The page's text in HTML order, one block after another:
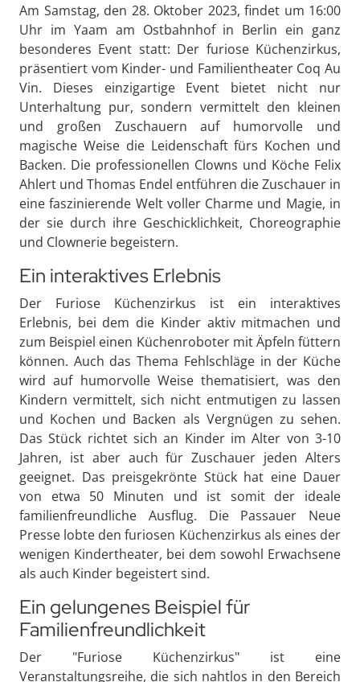
Am Samstag, den 28. Oktober 2023, findet um 16:00
Uhr im Yaam am Ostbahnhof in Berlin ein ganz
besonderes Event statt: Der furiose Küchenzirkus,
präsentiert vom Kinder- und Familientheater Coq Au
Vin. Dieses einzigartige Event bietet nicht nur
Unterhaltung pur, sondern vermittelt den kleinen
und großen Zuschauern auf humorvolle und
magische Weise die Leidenschaft fürs Kochen und
Backen. Die professionellen Clowns und Köche Felix
Ahlert und Thomas Endel entführen die Zuschauer in
eine faszinierende Welt voller Charme und Magie, in
der sie durch ihre Geschicklichkeit, Choreographie
und Clownerie begeistern.
Ein interaktives Erlebnis
Der Furiose Küchenzirkus ist ein interaktives
Erlebnis, bei dem die Kinder aktiv mitmachen und
zum Beispiel einen Küchenroboter mit Äpfeln füttern
können. Auch das Thema Fehlschläge in der Küche
wird auf humorvolle Weise thematisiert, was den
Kindern vermittelt, sich nicht entmutigen zu lassen
und Kochen und Backen als Vergnügen zu sehen.
Das Stück richtet sich an Kinder im Alter von 3-10
Jahren, ist aber auch für Zuschauer jeden Alters
geeignet. Das preisgekrönte Stück hat eine Dauer
von etwa 50 Minuten und ist somit der ideale
familienfreundliche Ausflug. Die Passauer Neue
Presse lobte den furiosen Küchenzirkus als eines der
wenigen Kindertheater, bei dem sowohl Erwachsene
als auch Kinder begeistert sind.
Ein gelungenes Beispiel für
Familienfreundlichkeit
Der "Furiose Küchenzirkus" ist eine
Veranstaltungsreihe, die sich nahtlos in den Bereich